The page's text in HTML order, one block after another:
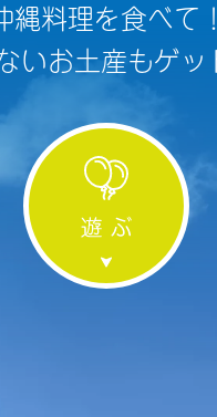
料理を食べて！
いお土産もゲッ